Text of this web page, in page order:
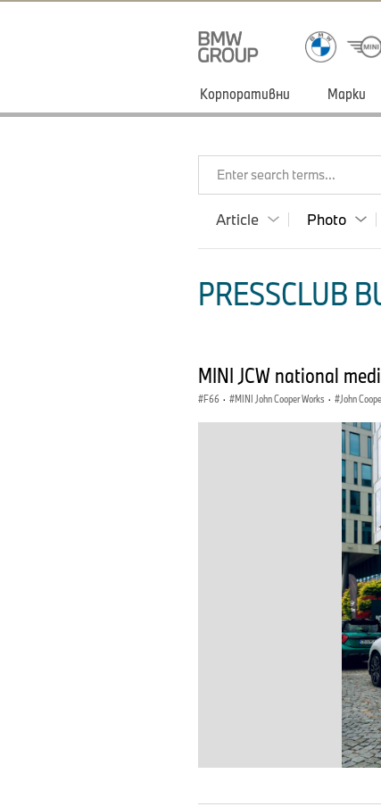
Корпоративни Марки
Enter search terms...
Article Photo
PRESSCLUB
MINI JCW national
F66 · MINI John Cooper Works · John